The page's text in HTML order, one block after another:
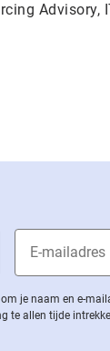
Advisory,
je naam en e-
te allen tijde